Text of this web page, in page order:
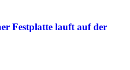
Festplatte lauft auf der